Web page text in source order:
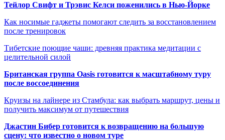
Тейлор Свифт и Трэвис Келси поженились в Нью-Йорке
Как носимые гаджеты помогают следить за восстановлением
после тренировок
Тибетские поющие чаши: древняя практика медитации с
целительной силой
Британская группа Oasis готовится к масштабному туру
после воссоединения
Круизы на лайнере из Стамбула: как выбрать маршрут, цены и
получить максимум от путешествия
Джастин Бибер готовится к возвращению на большую
сцену: что известно о новом туре